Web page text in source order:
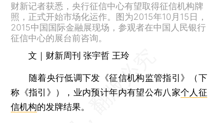
财新记者获悉，央行征信中心有望取得征信机构牌
照，正式开始市场化运作。图为2015年10月15日，
2015中国国际金融展现场，参观者在中国人民银行
征信中心的展台前咨询。
文｜财新周刊 张宇哲 王玲
随着央行低调下发《征信机构监管指引》（下
称《指引》），业内预计年内有望公布八家个人征
信机构的发牌结果。